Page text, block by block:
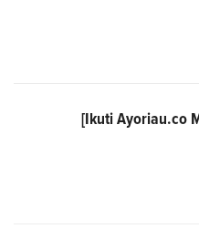
[Ikuti Ayoriau.co